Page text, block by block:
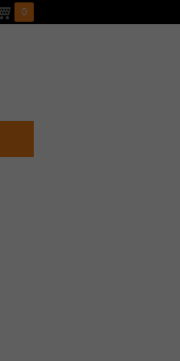
Mein Warenkorb
0